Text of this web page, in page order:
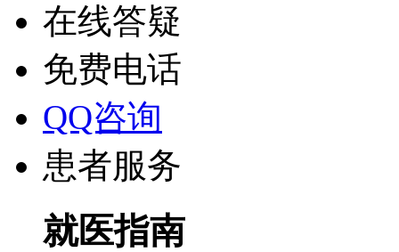
在线答疑
免费电话
QQ咨询
患者服务
就医指南